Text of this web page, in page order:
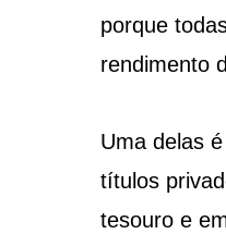
porque
rendimento
Uma delas
títulos
tesouro e